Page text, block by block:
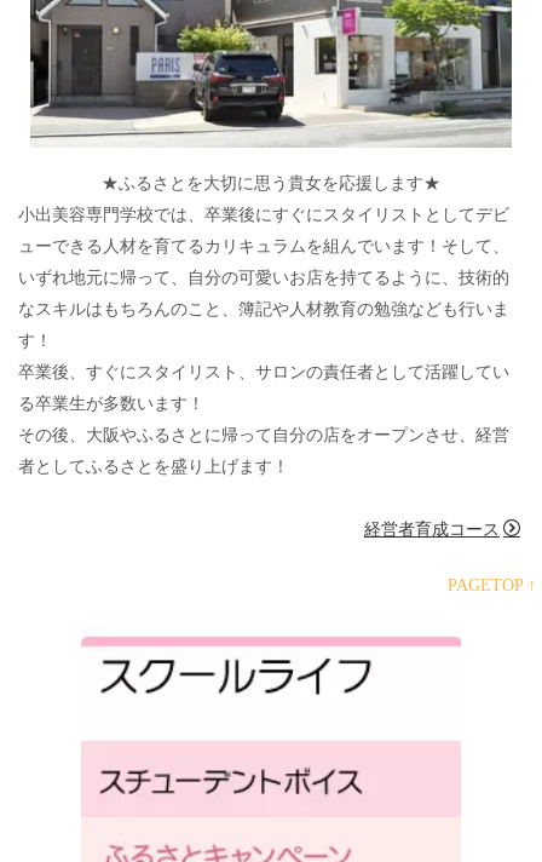
★ふるさとを大切に思う貴女を応援します★
小出美容専門学校では、卒業後にすぐにスタイリストとしてデビ
ューできる人材を育てるカリキュラムを組んでいます！そして、
いずれ地元に帰って、自分の可愛いお店を持てるように、技術的
なスキルはもちろんのこと、簿記や人材教育の勉強なども行いま
す！
卒業後、すぐにスタイリスト、サロンの責任者として活躍してい
る卒業生が多数います！
その後、大阪やふるさとに帰って自分の店をオープンさせ、経営
者としてふるさとを盛り上げます！
経営者育成コース
PAGETOP ↑